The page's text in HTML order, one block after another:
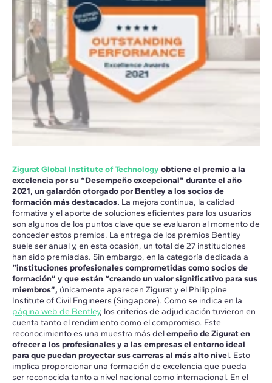
Zigurat Global Institute of Technologyobtiene el premio a la
excelencia por su “Desempeño excepcional" durante el año
2021, un galardón otorgado por Bentley a los socios de
formación más destacados. La mejora continua, la calidad
formativa y el aporte de soluciones eficientes para los usuarios
son algunos de los puntos clave que se evaluaron al momento de
conceder estos premios. La entrega de los premios Bentley
suele ser anual y, en esta ocasión, un total de 27 instituciones
han sido premiadas. Sin embargo, en la categoría dedicada a
“instituciones profesionales comprometidas como socios de
formación” y que están “creando un valor significativo para sus
miembros”, únicamente aparecen Zigurat y el Philippine
Institute of Civil Engineers (Singapore). Como se indica en la
página web de Bentley, los criterios de adjudicación tuvieron en
cuenta tanto el rendimiento como el compromiso. Este
reconocimiento es una muestra más delempeño de Zigurat en
ofrecer a los profesionales y a las empresas el entorno ideal
para que puedan proyectar sus carreras al más alto nivel. Esto
implica proporcionar una formación de excelencia que pueda
ser reconocida tanto a nivel nacional como internacional. En el